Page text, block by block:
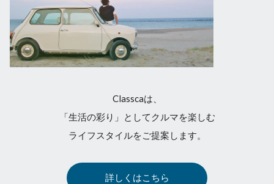
Classcaは、
「生活の彩り」としてクルマを楽しむ
ライフスタイルをご提案します。
詳しくはこちら